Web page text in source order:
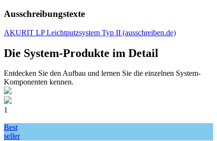
Ausschreibungstexte
AKURIT LP Leichtputzsystem Typ II (ausschreiben.de)
Die System-Produkte im Detail
Entdecken Sie den Aufbau und lernen Sie die einzelnen System-
Komponenten kennen.
1
Best
seller